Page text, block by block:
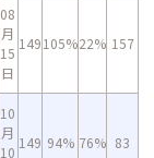
08
月
15
日
149105%22% 157
10
月
10
149 94% 76% 83